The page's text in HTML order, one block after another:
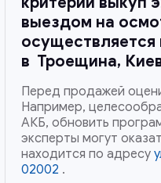
выездом на
осуществляется
в Троещина,
Перед продажей
Например,
АКБ, обновить
эксперты могут
находится по адресу
02002 .